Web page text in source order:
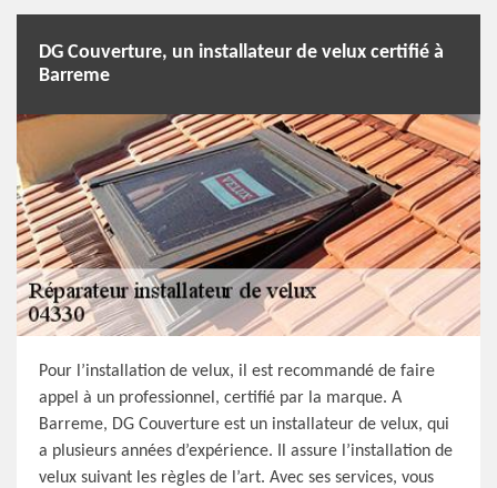
DG Couverture, un installateur de velux certifié à
Barreme
Pour l’installation de velux, il est recommandé de faire
appel à un professionnel, certifié par la marque. A
Barreme, DG Couverture est un installateur de velux, qui
a plusieurs années d’expérience. Il assure l’installation de
velux suivant les règles de l’art. Avec ses services, vous